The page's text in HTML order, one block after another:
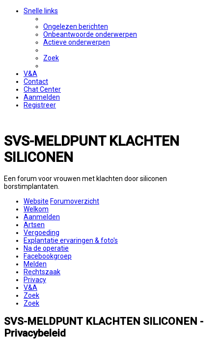
Snelle links
Ongelezen berichten
Onbeantwoorde onderwerpen
Actieve onderwerpen
Zoek
V&A
Contact
Chat Center
Aanmelden
Registreer
SVS-MELDPUNT KLACHTEN
SILICONEN
Een forum voor vrouwen met klachten door siliconen
borstimplantaten.
Website Forumoverzicht
Welkom
Aanmelden
Artsen
Vergoeding
Explantatie ervaringen & foto's
Na de operatie
Facebookgroep
Melden
Rechtszaak
Privacy
V&A
Zoek
Zoek
SVS-MELDPUNT KLACHTEN SILICONEN -
Privacybeleid